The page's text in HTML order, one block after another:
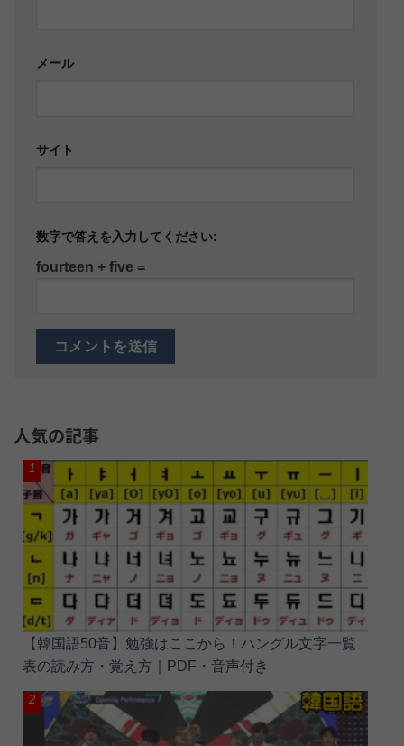
メール
サイト
数字で答えを入力してください:
fourteen + five =
人気の記事
【韓国語50音】勉強はここから！ハングル文字一覧
表の読み方・覚え方｜PDF・音声付き